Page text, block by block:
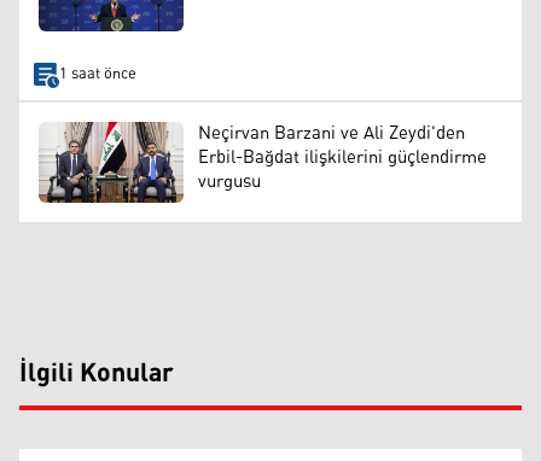
1 saat önce
Neçirvan Barzani ve Ali Zeydi'den
Erbil-Bağdat ilişkilerini güçlendirme
vurgusu
İlgili Konular